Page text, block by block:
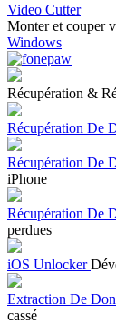
Video Cutter
Monter et couper
Windows
Récupération &
Récupération De
Récupération De
iPhone
Récupération De
perdues
iOS Unlocker
Extraction De
cassé